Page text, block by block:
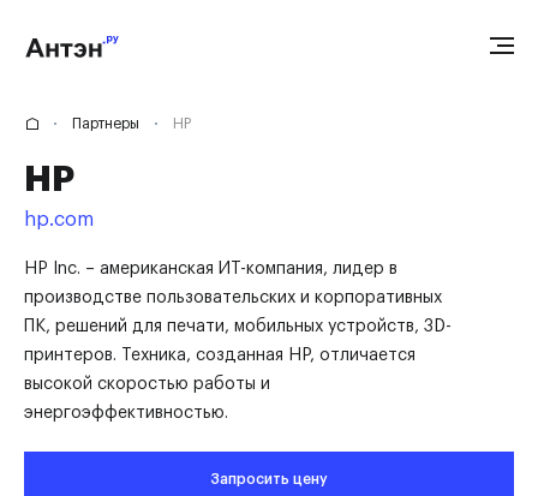
Партнеры HP
HP
hp.com
HP Inc. – американская ИТ-компания, лидер в
производстве пользовательских и корпоративных
ПК, решений для печати, мобильных устройств, 3D-
принтеров. Техника, созданная HP, отличается
высокой скоростью работы и
энергоэффективностью.
Запросить цену